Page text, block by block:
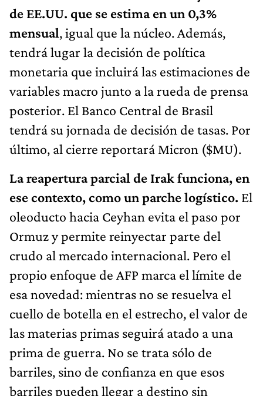
de EE.UU. que se estima en un 0,3%
mensual, igual que la núcleo. Además,
tendrá lugar la decisión de política
monetaria que incluirá las estimaciones de
variables macro junto a la rueda de prensa
posterior. El Banco Central de Brasil
tendrá su jornada de decisión de tasas. Por
último, al cierre reportará Micron ($MU).
La reapertura parcial de Irak funciona, en
ese contexto, como un parche logístico. El
oleoducto hacia Ceyhan evita el paso por
Ormuz y permite reinyectar parte del
crudo al mercado internacional. Pero el
propio enfoque de AFP marca el límite de
esa novedad: mientras no se resuelva el
cuello de botella en el estrecho, el valor de
las materias primas seguirá atado a una
prima de guerra. No se trata sólo de
barriles, sino de confianza en que esos
barriles pueden llegar a destino sin